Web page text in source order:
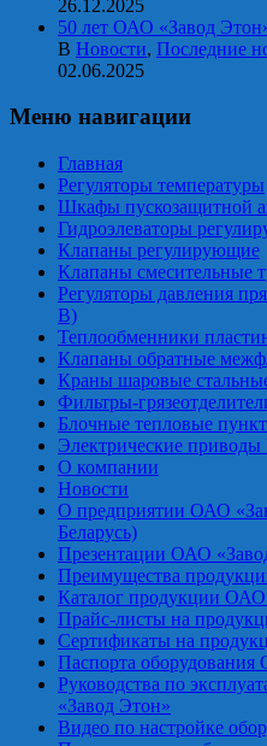
26.12.2025
50 лет ОАО «Завод
В Новости, Последние
02.06.2025
Меню навигации
Главная
Регуляторы температуры
Шкафы пускозащитной
Гидроэлеваторы
Клапаны регулирующие
Клапаны смесительные
Регуляторы давления
В)
Теплообменники
Клапаны обратные
Краны шаровые
Фильтры-
Блочные тепловые
Электрические
О компании
Новости
О предприятии ОАО
Беларусь)
Презентации ОАО
Преимущества
Каталог продукции ОАО
Прайс-листы на
Сертификаты на
Паспорта
Руководства по
«Завод Этон»
Видео по настройке